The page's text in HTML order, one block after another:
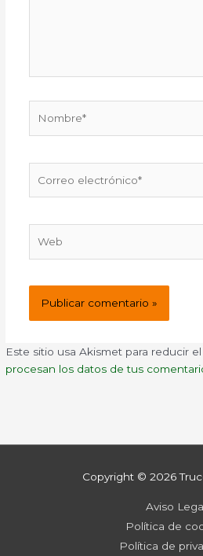
electrónico*
Este sitio usa Akismet para reducir
procesan los datos de tus
Copyright © 2026
Aviso
Política de
Política de